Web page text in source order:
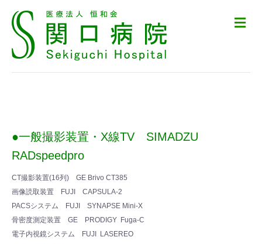
メ
●一般撮影装置・X線TV SIMADZU
RADspeedpro
CT撮影装置(16列) GE Brivo CT385
画像読取装置 FUJI CAPSULA-2
PACSシステム FUJI SYNAPSE Mini-X
骨密度測定装置 GE PRODIGY Fuga-C
電子内視鏡システム FUJI LASEREO